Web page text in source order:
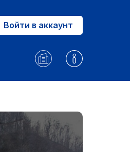
Войти в аккаунт